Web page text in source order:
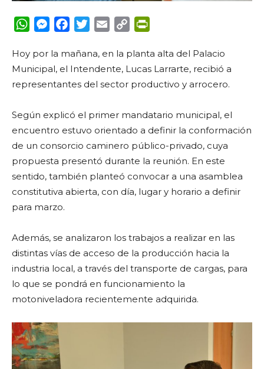
WhatsApp
Messenger
FacebookTwitterEmail Copy
Hoy por la mañana, en la planta alta del Palacio
Municipal, el Intendente, Lucas Larrarte, recibió a
representantes del sector productivo y arrocero.
Según explicó el primer mandatario municipal, el
encuentro estuvo orientado a definir la conformación
de un consorcio caminero público-privado, cuya
propuesta presentó durante la reunión. En este
sentido, también planteó convocar a una asamblea
constitutiva abierta, con día, lugar y horario a definir
para marzo.
Además, se analizaron los trabajos a realizar en las
distintas vías de acceso de la producción hacia la
industria local, a través del transporte de cargas, para
lo que se pondrá en funcionamiento la
motoniveladora recientemente adquirida.